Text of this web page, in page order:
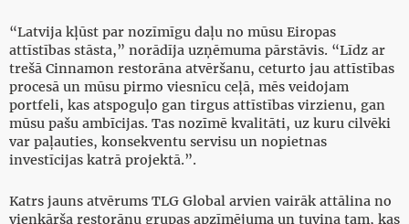
“Latvija kļūst par nozīmīgu daļu no mūsu Eiropas
attīstības stāsta,” norādīja uzņēmuma pārstāvis. “Līdz ar
trešā Cinnamon restorāna atvēršanu, ceturto jau attīstības
procesā un mūsu pirmo viesnīcu ceļā, mēs veidojam
portfeli, kas atspoguļo gan tirgus attīstības virzienu, gan
mūsu pašu ambīcijas. Tas nozīmē kvalitāti, uz kuru cilvēki
var paļauties, konsekventu servisu un nopietnas
investīcijas katrā projektā.”.
Katrs jauns atvērums TLG Global arvien vairāk attālina no
vienkārša restorānu grupas apzīmējuma un tuvina tam, kas